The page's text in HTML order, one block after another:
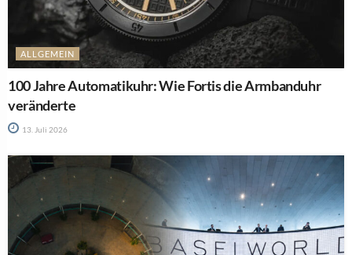
ALLGEMEIN
100 Jahre Automatikuhr: Wie Fortis die Armbanduhr
veränderte
13. Juli 2026